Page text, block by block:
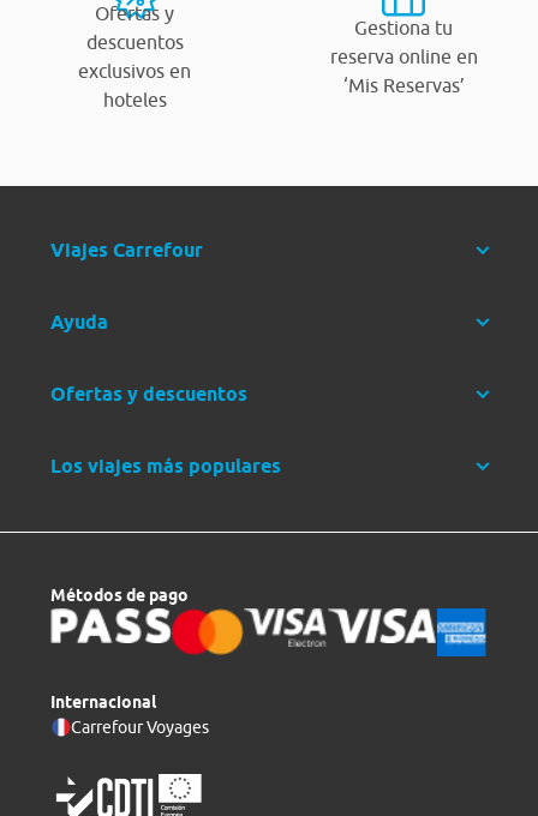
Ofertas y
descuentos
exclusivos en
hoteles
Gestiona tu
reserva online en
‘Mis Reservas’
Viajes Carrefour
Ayuda
Ofertas y descuentos
Los viajes más populares
Métodos de pago
Internacional
Carrefour Voyages